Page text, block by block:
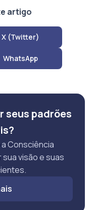
artigo
X (Twitter)
WhatsApp
seus padrões
Consciência
visão e suas